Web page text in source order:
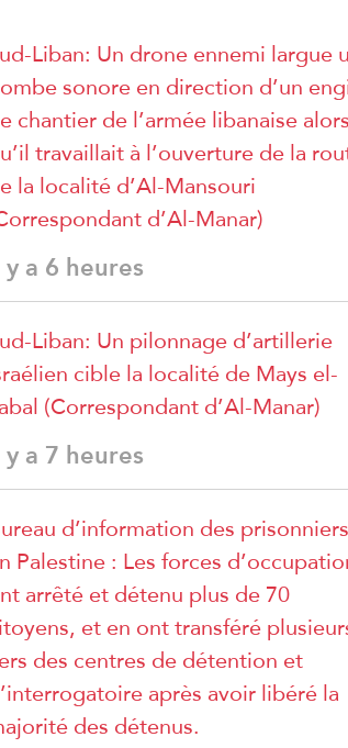
Liban: Un drone ennemi largue
sonore en direction d’un
chantier de l’armée libanaise alors
travaillait à l’ouverture de la
la localité d’Al-Mansouri
d’Al-Manar)
a 6 heures
Liban: Un pilonnage d’artillerie
cible la localité de Mays el-
(Correspondant d’Al-Manar)
a 7 heures
d’information des prisonniers
Palestine : Les forces
arrêté et détenu plus de 70
et en ont transféré
des centres de détention et
après avoir libéré la
des détenus.